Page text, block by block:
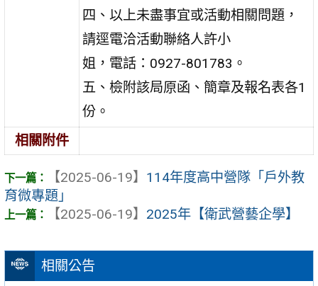
相關公告
四、以上未盡事宜或活動相關問題，
請逕電洽活動聯絡人許小
姐，電話：0927-801783。
五、檢附該局原函、簡章及報名表各1
份。
相關附件
【2025-06-19】 114年度高中營隊「戶外教
育微專題」
【2025-06-19】 2025年【衛武營藝企學】